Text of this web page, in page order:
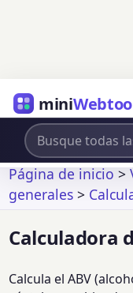
mini
Página de inicio>
generales >
Calculadora
Calcula el ABV